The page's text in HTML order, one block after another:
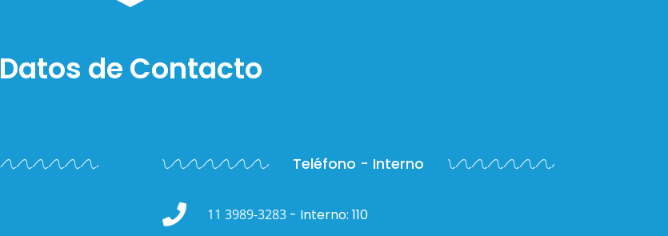
Datos de Contacto
Teléfono - Interno
11 3989-3283- Interno: 110